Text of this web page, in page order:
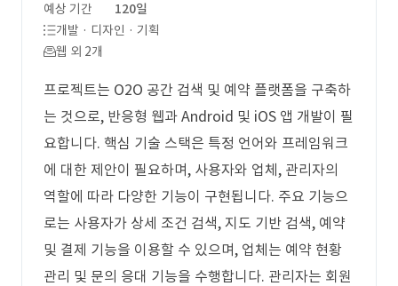
예상 기간
120일
개발 · 디자인 · 기획
웹 외 2개
프로젝트는 O2O 공간 검색 및 예약 플랫폼을 구축하
는 것으로, 반응형 웹과 Android 및 iOS 앱 개발이 필
요합니다. 핵심 기술 스택은 특정 언어와 프레임워크
에 대한 제안이 필요하며, 사용자와 업체, 관리자의
역할에 따라 다양한 기능이 구현됩니다. 주요 기능으
로는 사용자가 상세 조건 검색, 지도 기반 검색, 예약
및 결제 기능을 이용할 수 있으며, 업체는 예약 현황
관리 및 문의 응대 기능을 수행합니다. 관리자는 회원